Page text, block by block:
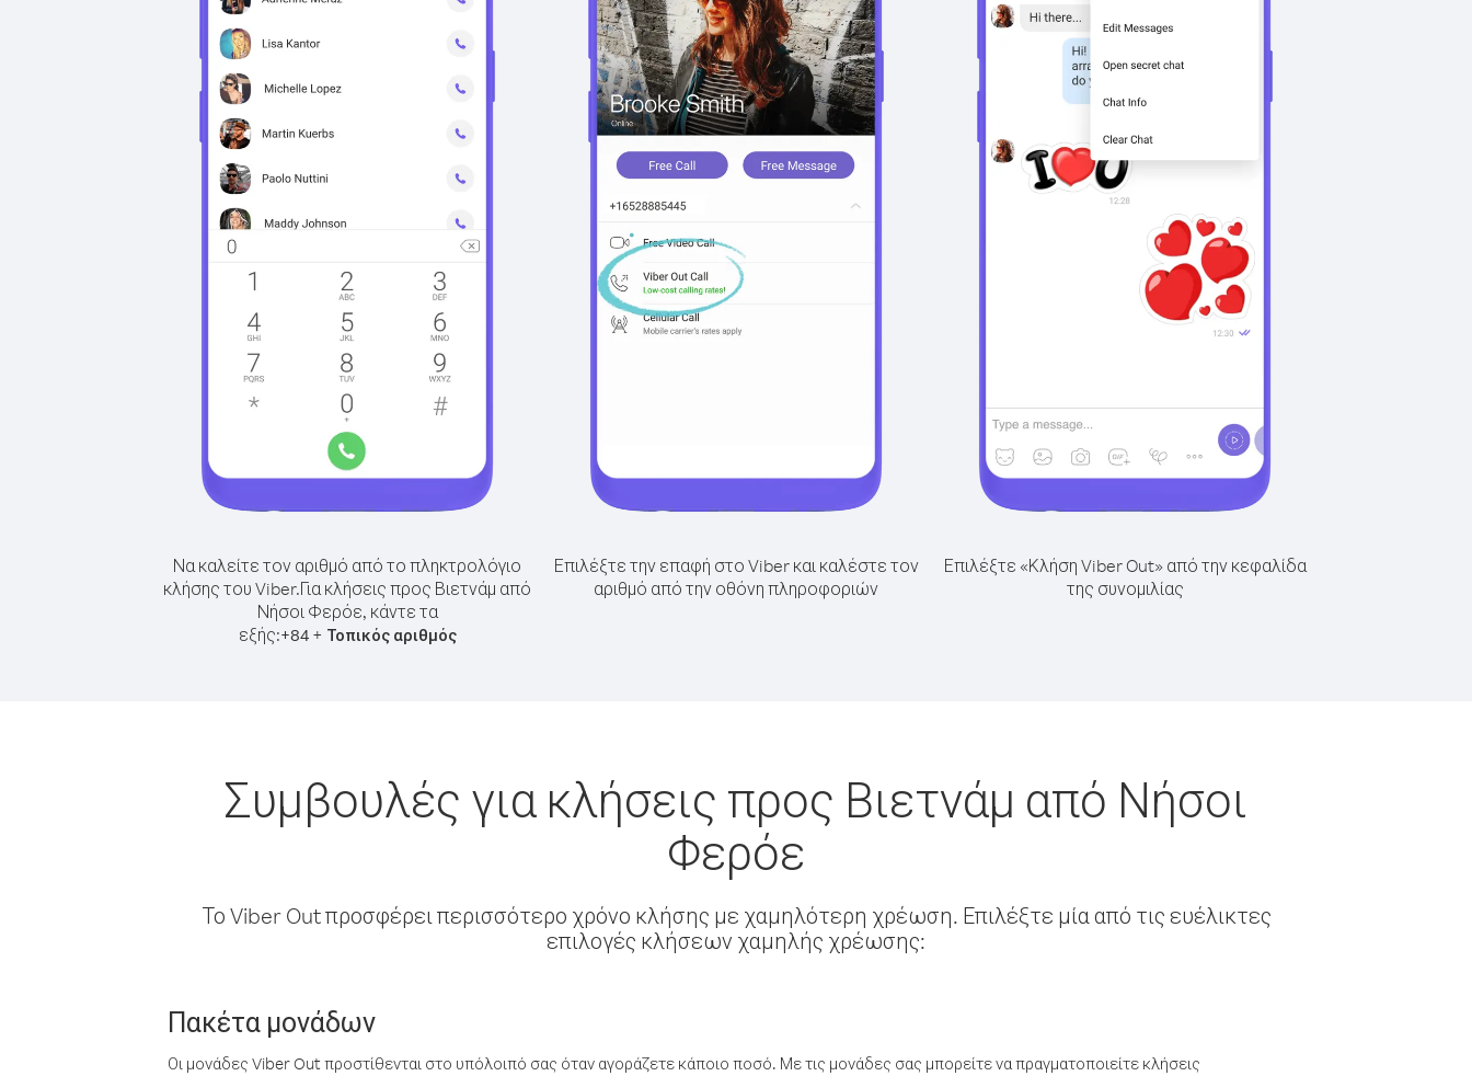
Να καλείτε τον αριθμό από το πληκτρολόγιο
κλήσης του Viber.Για κλήσεις προς Βιετνάμ από
Νήσοι Φερόε, κάντε τα
εξής:+84+ Τοπικός αριθμός
Επιλέξτε την επαφή στο Viber και καλέστε τον
αριθμό από την οθόνη πληροφοριών
Επιλέξτε «Κλήση Viber Out» από την κεφαλίδα
της συνομιλίας
Συμβουλές για κλήσεις προς Βιετνάμ από Νήσοι
Φερόε
Το Viber Out προσφέρει περισσότερο χρόνο κλήσης με χαμηλότερη χρέωση. Επιλέξτε μία από τις ευέλικτες
επιλογές κλήσεων χαμηλής χρέωσης:
Πακέτα μονάδων
Οι μονάδες Viber Out προστίθενται στο υπόλοιπό σας όταν αγοράζετε κάποιο ποσό. Με τις μονάδες σας μπορείτε να πραγματοποιείτε κλήσεις